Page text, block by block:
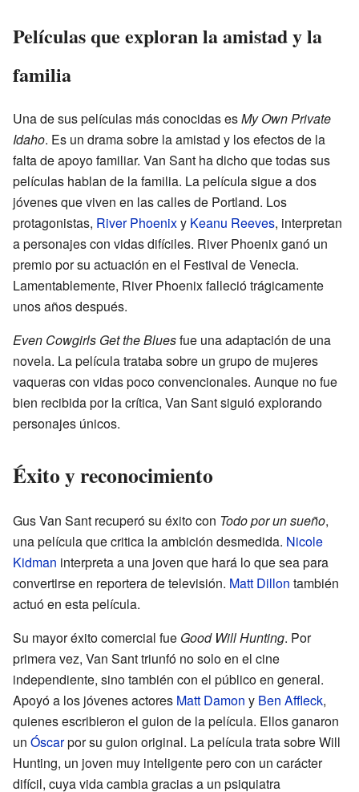
Películas que exploran la amistad y la
familia
Una de sus películas más conocidas esMy Own Private
Idaho. Es un drama sobre la amistad y los efectos de la
falta de apoyo familiar. Van Sant ha dicho que todas sus
películas hablan de la familia. La película sigue a dos
jóvenes que viven en las calles de Portland. Los
protagonistas, River Phoenixy Keanu Reeves, interpretan
a personajes con vidas difíciles. River Phoenix ganó un
premio por su actuación en el Festival de Venecia.
Lamentablemente, River Phoenix falleció trágicamente
unos años después.
Even Cowgirls Get the Bluesfue una adaptación de una
novela. La película trataba sobre un grupo de mujeres
vaqueras con vidas poco convencionales. Aunque no fue
bien recibida por la crítica, Van Sant siguió explorando
personajes únicos.
Éxito y reconocimiento
Gus Van Sant recuperó su éxito con Todo por un sueño,
una película que critica la ambición desmedida. Nicole
Kidman interpreta a una joven que hará lo que sea para
convertirse en reportera de televisión. Matt Dillon también
actuó en esta película.
Su mayor éxito comercial fue Good Will Hunting. Por
primera vez, Van Sant triunfó no solo en el cine
independiente, sino también con el público en general.
Apoyó a los jóvenes actores Matt Damon y Ben Affleck,
quienes escribieron el guion de la película. Ellos ganaron
un Óscarpor su guion original. La película trata sobre Will
Hunting, un joven muy inteligente pero con un carácter
difícil, cuya vida cambia gracias a un psiquiatra